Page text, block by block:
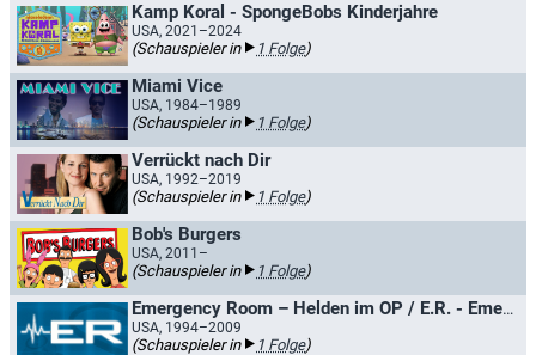
Kamp Koral - SpongeBobs Kinderjahre
USA, 2021–2024
(Schauspieler in 1 Folge)
Miami Vice
USA, 1984–1989
(Schauspieler in 1 Folge)
Verrückt nach Dir
USA, 1992–2019
(Schauspieler in 1 Folge)
Bob's Burgers
USA, 2011–
(Schauspieler in 1 Folge)
Emergency Room – Helden im OP / E.R. - Emergency Room
USA, 1994–2009
(Schauspieler in 1 Folge)